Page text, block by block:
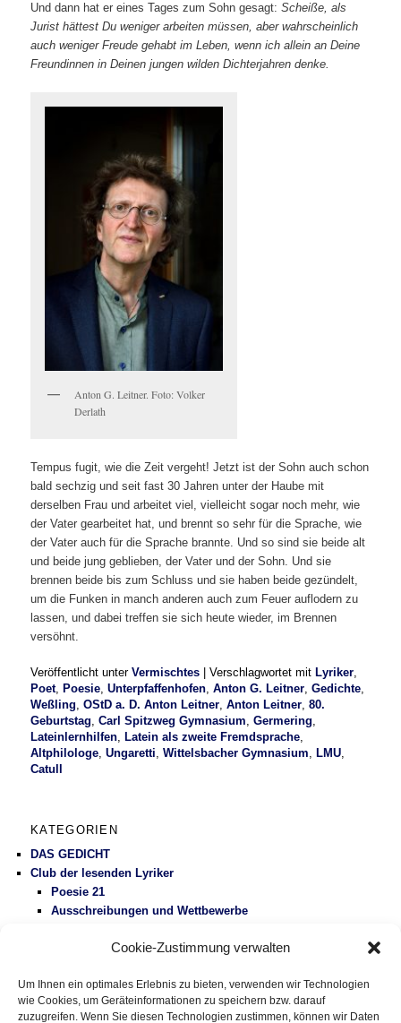
Cookie-Zustimmung verwalten
Um Ihnen ein optimales Erlebnis zu bieten, verwenden wir Technologien
wie Cookies, um Geräteinformationen zu speichern bzw. darauf
zuzugreifen. Wenn Sie diesen Technologien zustimmen, können wir Daten
Und dann hat er eines Tages zum Sohn gesagt:Scheiße, als
Jurist hättest Du weniger arbeiten müssen, aber wahrscheinlich
auch weniger Freude gehabt im Leben, wenn ich allein an Deine
Freundinnen in Deinen jungen wilden Dichterjahren denke.
Anton G. Leitner. Foto: Volker
Derlath
Tempus fugit, wie die Zeit vergeht! Jetzt ist der Sohn auch schon
bald sechzig und seit fast 30 Jahren unter der Haube mit
derselben Frau und arbeitet viel, vielleicht sogar noch mehr, wie
der Vater gearbeitet hat, und brennt so sehr für die Sprache, wie
der Vater auch für die Sprache brannte. Und so sind sie beide alt
und beide jung geblieben, der Vater und der Sohn. Und sie
brennen beide bis zum Schluss und sie haben beide gezündelt,
um die Funken in manch anderen auch zum Feuer auflodern zu
lassen, und dabei treffen sie sich heute wieder, im Brennen
versöhnt.
Veröffentlicht unter Vermischtes |Verschlagwortet mit Lyriker,
Poet, Poesie,Unterpfaffenhofen,Anton G. Leitner,Gedichte,
Weßling,OStD a. D. Anton Leitner,Anton Leitner,80.
Geburtstag,Carl Spitzweg Gymnasium,Germering,
Lateinlernhilfen, Latein als zweite Fremdsprache,
Altphilologe,Ungaretti,Wittelsbacher Gymnasium, LMU,
Catull
KATEGORIEN
DAS GEDICHT
Club der lesenden Lyriker
Poesie 21
Ausschreibungen und Wettbewerbe
Gesundheitspolitik
Vermischtes